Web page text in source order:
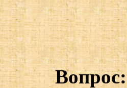
Вопрос: